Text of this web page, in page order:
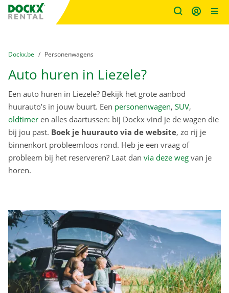
Fratello DEMO
U bevindt zich hier:
van
Dockx.be naar
Personenwagens
Auto huren in Liezele?
Een auto huren in Liezele? Bekijk het grote aanbod
huurauto’s in jouw buurt. Een personenwagen, SUV,
oldtimer en alles daartussen: bij Dockx vind je de wagen die
bij jou past. Boek je huurauto via de website, zo rij je
binnenkort probleemloos rond. Heb je een vraag of
probleem bij het reserveren? Laat dan via deze weg van je
horen.